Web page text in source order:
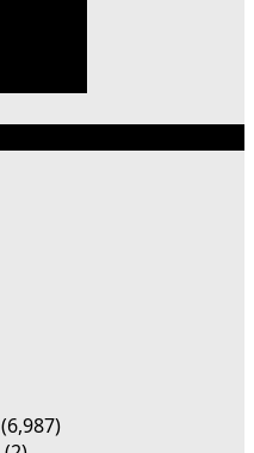
(6,987)